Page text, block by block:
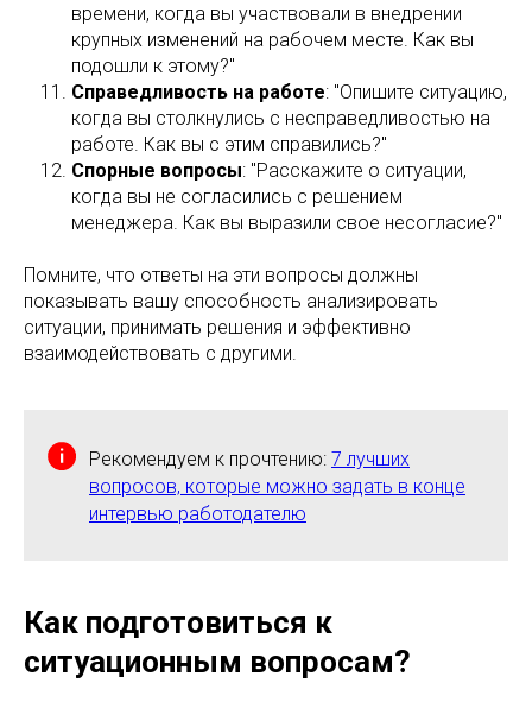
времени, когда вы участвовали в внедрении
крупных изменений на рабочем месте. Как вы
подошли к этому?"
Справедливость на работе: "Опишите ситуацию,
когда вы столкнулись с несправедливостью на
работе. Как вы с этим справились?"
Спорные вопросы: "Расскажите о ситуации,
когда вы не согласились с решением
менеджера. Как вы выразили свое несогласие?"
Помните, что ответы на эти вопросы должны
показывать вашу способность анализировать
ситуации, принимать решения и эффективно
взаимодействовать с другими.
Рекомендуем к прочтению: ​​ 7 лучших
вопросов, которые можно задать в конце
интервью работодателю
Как подготовиться к
ситуационным вопросам?